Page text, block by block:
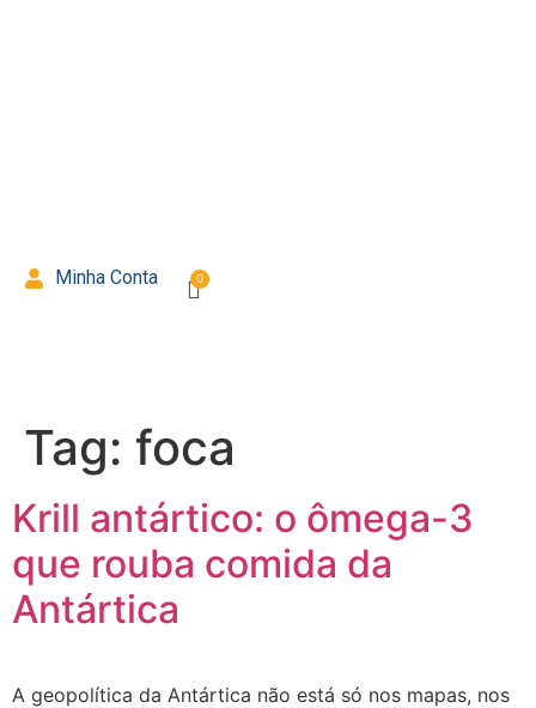
Minha Conta
Tag: foca
Krill antártico: o ômega-3
que rouba comida da
Antártica
A geopolítica da Antártica não está só nos mapas, nos